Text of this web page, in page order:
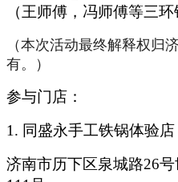
（王师傅，冯师傅等三环
（本次活动最终解释权归
有。）
参与门店：
1. 同盛永手工铁锅体验店
济南市历下区泉城路26